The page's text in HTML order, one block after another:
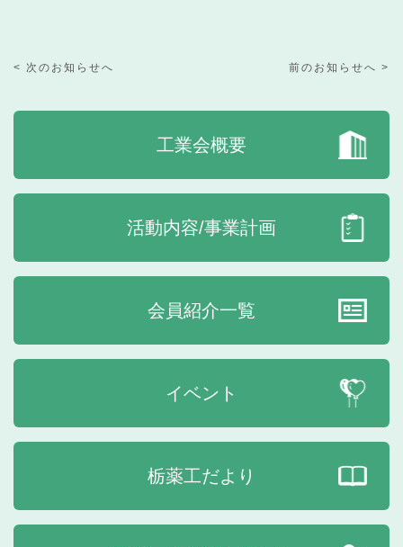
< 次のお知らせへ 前のお知らせへ >
工業会概要
活動内容/事業計画
会員紹介一覧
イベント
栃薬工だより